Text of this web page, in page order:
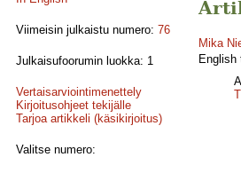
Viimeisin julkaistu numero: 76
Julkaisufoorumin luokka: 1
Vertaisarviointimenettely
Kirjoitusohjeet tekijälle
Tarjoa artikkeli (käsikirjoitus)
Valitse numero:
Mika
English